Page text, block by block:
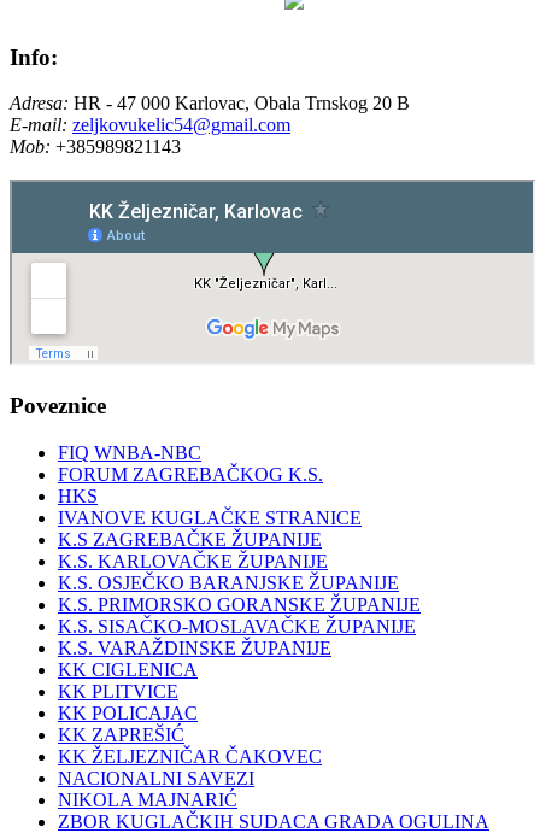
Info:
Adresa: HR - 47 000 Karlovac, Obala Trnskog 20 B
E-mail: zeljkovukelic54@gmail.com
Mob: +385989821143
Poveznice
FIQ WNBA-NBC
FORUM ZAGREBAČKOG K.S.
HKS
IVANOVE KUGLAČKE STRANICE
K.S ZAGREBAČKE ŽUPANIJE
K.S. KARLOVAČKE ŽUPANIJE
K.S. OSJEČKO BARANJSKE ŽUPANIJE
K.S. PRIMORSKO GORANSKE ŽUPANIJE
K.S. SISAČKO-MOSLAVAČKE ŽUPANIJE
K.S. VARAŽDINSKE ŽUPANIJE
KK CIGLENICA
KK PLITVICE
KK POLICAJAC
KK ZAPREŠIĆ
KK ŽELJEZNIČAR ČAKOVEC
NACIONALNI SAVEZI
NIKOLA MAJNARIĆ
ZBOR KUGLAČKIH SUDACA GRADA OGULINA